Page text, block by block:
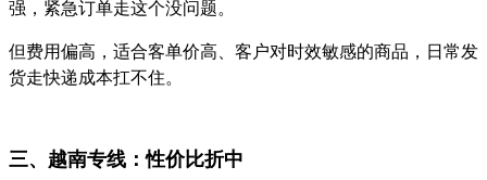
强，紧急订单走这个没问题。
但费用偏高，适合客单价高、客户对时效敏感的商品，日常发
货走快递成本扛不住。
三、越南专线：性价比折中